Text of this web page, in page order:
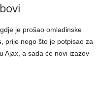
je prošao omladinske
, prije nego što je potpisao za
Ajax, a sada će novi izazov